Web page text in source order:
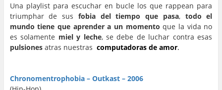
Una playlist para escuchar en bucle los que rappean para
triumphar de sus fobia del tiempo que pasa, todo el
mundo tiene que aprender a un momento que la vida no
es solamente miel y leche, se debe de luchar contra esas
pulsionesatras nuestras computadoras de amor.
Chronomentrophobia – Outkast – 2006